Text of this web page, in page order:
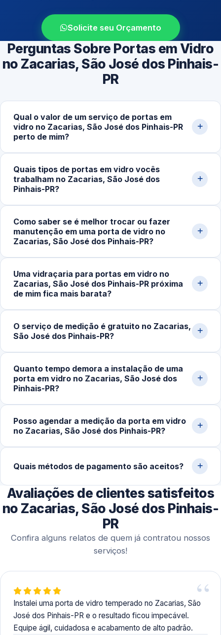
Solicite seu Orçamento
Perguntas Sobre Portas em Vidro
no Zacarias, São José dos Pinhais-
PR
Qual o valor de um serviço de portas em
vidro no Zacarias, São José dos Pinhais-PR
perto de mim?
pivotante ou de abrir), espessura do vidro e
complexidade da instalação. Serviços mais simples
avaliação personalizada pelo nosso WhatsApp.
Quais tipos de portas em vidro vocês
trabalham no Zacarias, São José dos
Pinhais-PR?
portas internas e externas e portas para banheiro, em
vidro temperado incolor, fumê, jateado e refletivo.
Como saber se é melhor trocar ou fazer
manutenção em uma porta de vidro no
Zacarias, São José dos Pinhais-PR?
deslizar, desalinhamento, trincas no vidro ou desgaste
nas ferragens. Ajustes técnicos resolvem muitos casos;
Uma vidraçaria para portas em vidro no
Zacarias, São José dos Pinhais-PR próxima
de mim fica mais barata?
realizado na mesma região, o deslocamento e o
transporte de vidro são mais rápidos e econômicos,
refletindo em valor final mais acessível e agilidade na
execução.
O serviço de medição é gratuito no Zacarias,
São José dos Pinhais-PR?
orçamento sem compromisso, em residências,
comércios e obras na cidade de São José dos Pinhais-
Quanto tempo demora a instalação de uma
porta em vidro no Zacarias, São José dos
Pinhais-PR?
temperado (geralmente 5 a 10 dias úteis), a instalação no
local costuma ser concluída em 1 a 3 horas. Projetos sob
medida podem levar mais tempo.
Posso agendar a medição da porta em vidro
no Zacarias, São José dos Pinhais-PR?
disponibilidade do cliente, incluindo finais de semana,
serviço.
Quais métodos de pagamento são aceitos?
Disponibilizamos diversas formas de pagamento,
incluindo Pix, dinheiro, cartões de crédito e débito e
transferência bancária.
Avaliações de clientes satisfeitos
no Zacarias, São José dos Pinhais-
PR
Confira alguns relatos de quem já contratou nossos
serviços!
Instalei uma porta de vidro temperado no Zacarias, São
José dos Pinhais-PR e o resultado ficou impecável.
Equipe ágil, cuidadosa e acabamento de alto padrão.